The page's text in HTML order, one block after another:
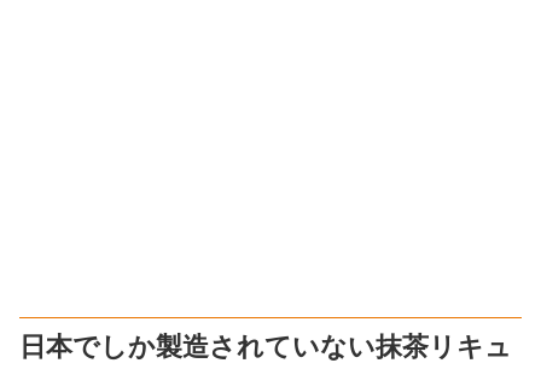
日本でしか製造されていない抹茶リキュ